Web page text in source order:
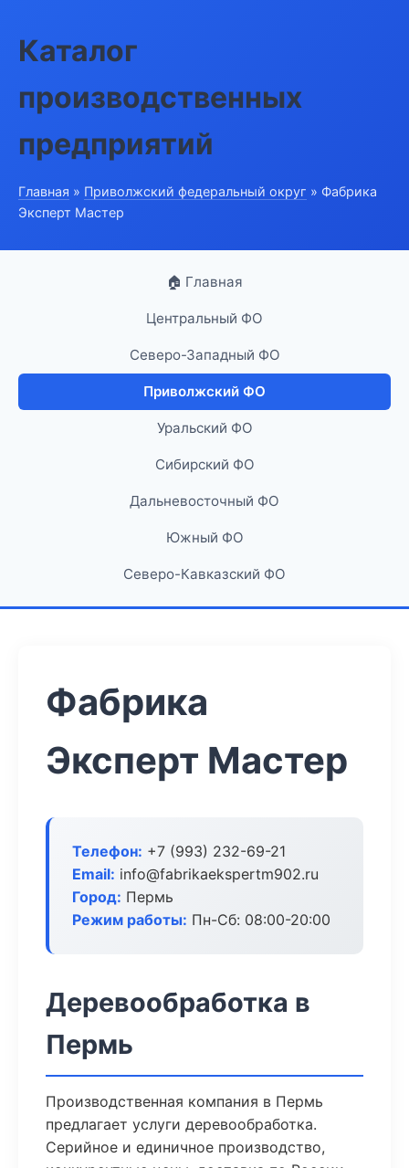
Каталог
производственных
предприятий
Главная » Приволжский федеральный округ » Фабрика
Эксперт Мастер
🏠 Главная
Центральный ФО
Северо-Западный ФО
Приволжский ФО
Уральский ФО
Сибирский ФО
Дальневосточный ФО
Южный ФО
Северо-Кавказский ФО
Фабрика
Эксперт Мастер
Телефон: +7 (993) 232-69-21
Email: info@fabrikaekspertm902.ru
Город: Пермь
Режим работы: Пн-Сб: 08:00-20:00
Деревообработка в
Пермь
Производственная компания в Пермь
предлагает услуги деревообработка.
Серийное и единичное производство,